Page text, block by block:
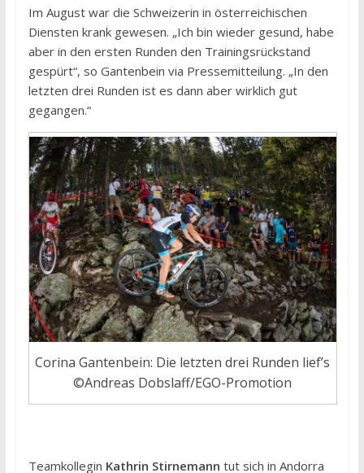
Im August war die Schweizerin in österreichischen
Diensten krank gewesen. „Ich bin wieder gesund, habe
aber in den ersten Runden den Trainingsrückstand
gespürt“, so Gantenbein via Pressemitteilung. „In den
letzten drei Runden ist es dann aber wirklich gut
gegangen.“
Corina Gantenbein: Die letzten drei Runden lief’s
©Andreas Dobslaff/EGO-Promotion
Teamkollegin Kathrin Stirnemann tut sich in Andorra